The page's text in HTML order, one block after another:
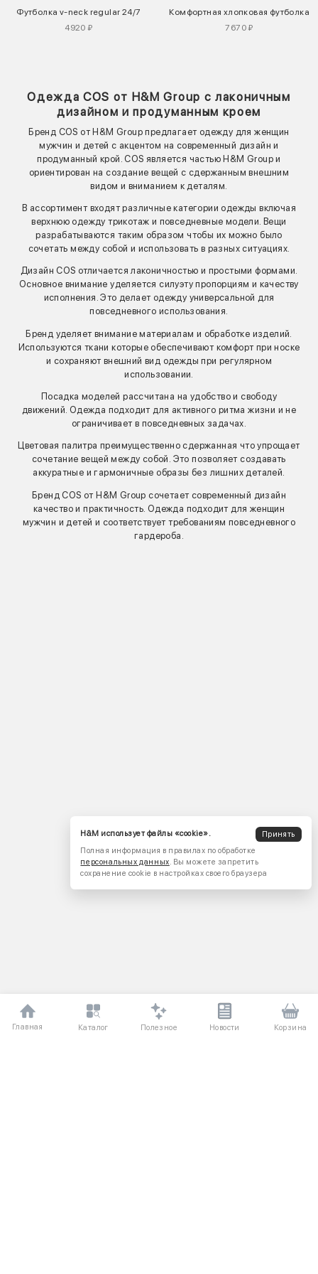
Футболка v-neck regular 24/7
4920 ₽
Комфортная хлопковая футболка
7670 ₽
Одежда COS от H&M Group с лаконичным
дизайном и продуманным кроем
Бренд COS от H&M Group предлагает одежду для женщин
мужчин и детей с акцентом на современный дизайн и
продуманный крой. COS является частью H&M Group и
ориентирован на создание вещей с сдержанным внешним
видом и вниманием к деталям.
В ассортимент входят различные категории одежды включая
верхнюю одежду трикотаж и повседневные модели. Вещи
разрабатываются таким образом чтобы их можно было
сочетать между собой и использовать в разных ситуациях.
Дизайн COS отличается лаконичностью и простыми формами.
Основное внимание уделяется силуэту пропорциям и качеству
исполнения. Это делает одежду универсальной для
повседневного использования.
Бренд уделяет внимание материалам и обработке изделий.
Используются ткани которые обеспечивают комфорт при носке
и сохраняют внешний вид одежды при регулярном
использовании.
Посадка моделей рассчитана на удобство и свободу
движений. Одежда подходит для активного ритма жизни и не
ограничивает в повседневных задачах.
Цветовая палитра преимущественно сдержанная что упрощает
сочетание вещей между собой. Это позволяет создавать
аккуратные и гармоничные образы без лишних деталей.
Бренд COS от H&M Group сочетает современный дизайн
качество и практичность. Одежда подходит для женщин
мужчин и детей и соответствует требованиям повседневного
гардероба.
Главная Каталог Полезное Новости Корзина
H&M использует файлы «cookie».
Принять
Полная информация в правилах по обработке
персональных данных. Вы можете запретить
сохранение cookie в настройках своего браузера